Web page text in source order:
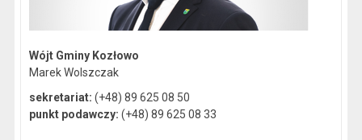
Wójt Gminy Kozłowo
Marek Wolszczak
sekretariat: (+48) 89 625 08 50
punkt podawczy: (+48) 89 625 08 33